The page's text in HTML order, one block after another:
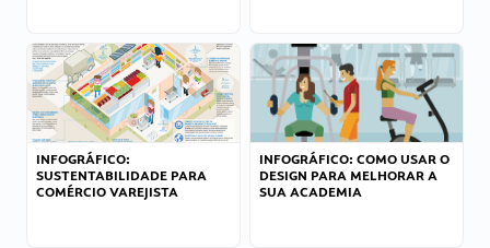
INFOGRÁFICO:
SUSTENTABILIDADE PARA
COMÉRCIO VAREJISTA
INFOGRÁFICO: COMO USAR O
DESIGN PARA MELHORAR A
SUA ACADEMIA